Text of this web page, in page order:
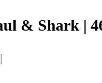
& Shark |